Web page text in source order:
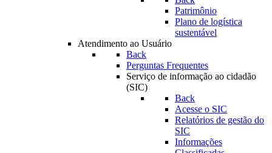
Patrimônio
Plano de logística
sustentável
Atendimento ao Usuário
Back
Perguntas Frequentes
Serviço de informação ao cidadão
(SIC)
Back
Acesse o SIC
Relatórios de gestão do
SIC
Informações